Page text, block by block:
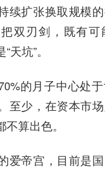
续扩张换取规模
双刃剑，既有可
天坑”。
的月子中心处
至少，在资本市
算出色。
爱帝宫，目前是